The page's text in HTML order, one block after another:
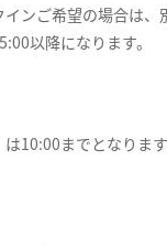
ンご希望の場合は、
以降になります。
10:00までとなります